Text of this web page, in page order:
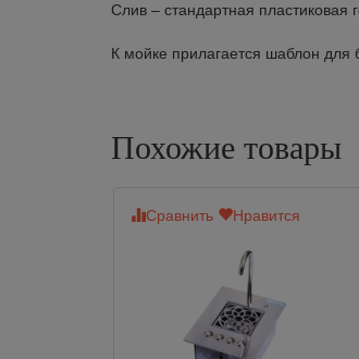
Слив – стандартная
К мойке прилагается шаблон для
Похожие товары
Сравнить Нравится